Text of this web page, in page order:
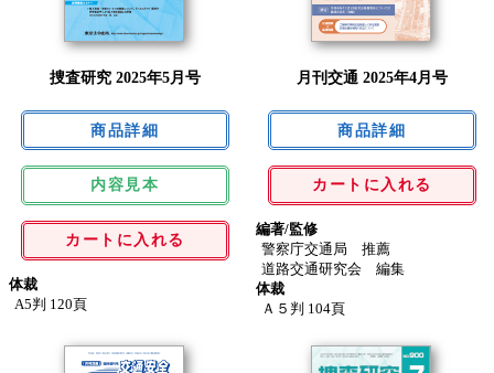
捜査研究 2025年5月号
内容見本
カートに入れる
体裁
A5判 120頁
月刊交通 2025年4月号
カートに入れる
編著/監修
警察庁交通局 推薦
道路交通研究会 編集
体裁
Ａ５判 104頁